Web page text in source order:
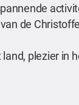
de
land, plezier